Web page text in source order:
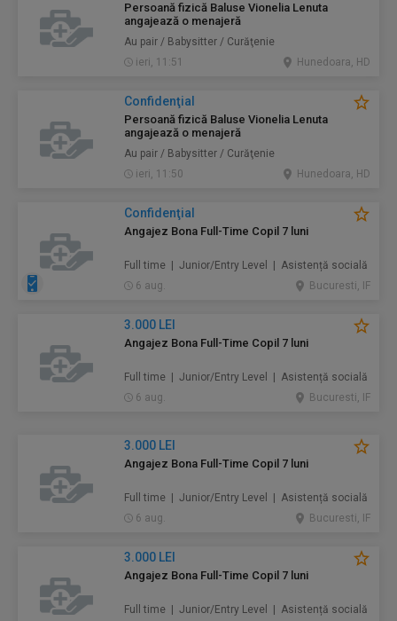
Persoană fizică Baluse Vionelia Lenuta
angajează o menajeră
Au pair / Babysitter / Curăţenie
ieri, 11:51
Hunedoara, HD
Confidenţial
Persoană fizică Baluse Vionelia Lenuta
angajează o menajeră
Au pair / Babysitter / Curăţenie
ieri, 11:50
Hunedoara, HD
Confidenţial
Angajez Bona Full-Time Copil 7 luni
Full time | Junior/Entry Level | Asistență socială
6 aug.
Bucuresti, IF
3.000 LEI
Angajez Bona Full-Time Copil 7 luni
Full time | Junior/Entry Level | Asistență socială
6 aug.
Bucuresti, IF
3.000 LEI
Angajez Bona Full-Time Copil 7 luni
Full time | Junior/Entry Level | Asistență socială
6 aug.
Bucuresti, IF
3.000 LEI
Angajez Bona Full-Time Copil 7 luni
Full time | Junior/Entry Level | Asistență socială